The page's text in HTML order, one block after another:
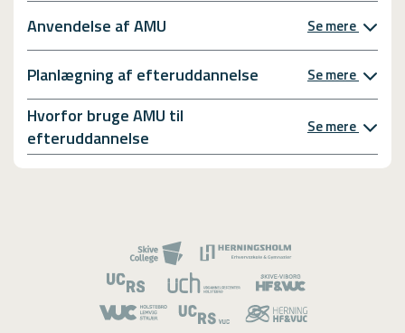
Anvendelse af AMU Se mere
Planlægning af efteruddannelse Se mere
Hvorfor bruge AMU til
efteruddannelse
Se mere